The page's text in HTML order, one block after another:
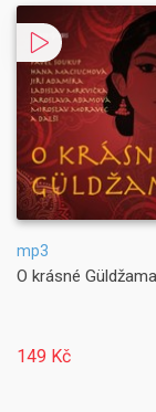
mp3
O krásné Güldžamal
149 Kč